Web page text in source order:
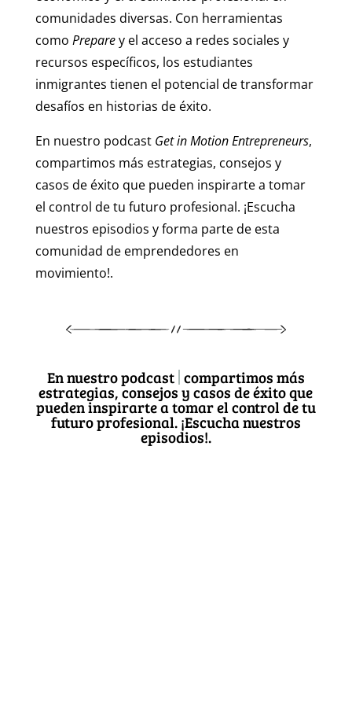
comunidades diversas. Con herramientas
como Preparey el acceso a redes sociales y
recursos específicos, los estudiantes
inmigrantes tienen el potencial de transformar
desafíos en historias de éxito.
En nuestro podcast Get in Motion Entrepreneurs,
compartimos más estrategias, consejos y
casos de éxito que pueden inspirarte a tomar
el control de tu futuro profesional. ¡Escucha
nuestros episodios y forma parte de esta
comunidad de emprendedores en
movimiento!.
En nuestro podcast
Get in Motion Entrepreneurscompartimos
más estrategias, consejos y casos de éxito
que pueden inspirarte a tomar el control
de tu futuro profesional. ¡Escucha
nuestros episodios!.